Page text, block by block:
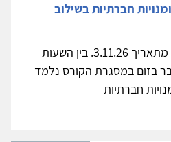
חברתיות בשילוב
המחזור הקרוב: ימי שלישי מתאריך 3.11.26. בין השעות
מועבר בזום במסגרת הקורס נלמד
חברתיות